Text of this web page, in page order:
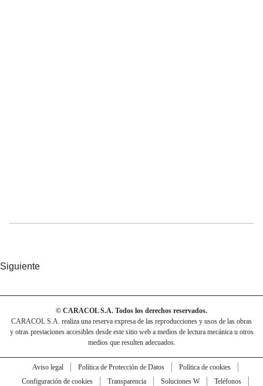
Siguiente
© CARACOL S.A. Todos los derechos reservados.
CARACOL S.A. realiza una reserva expresa de las reproducciones y usos de las obras
y otras prestaciones accesibles desde este sitio web a medios de lectura mecánica u otros
medios que resulten adecuados.
Aviso legal Política de Protección de Datos
Política de cookies
Configuración de cookies
Transparencia Soluciones W
Teléfonos